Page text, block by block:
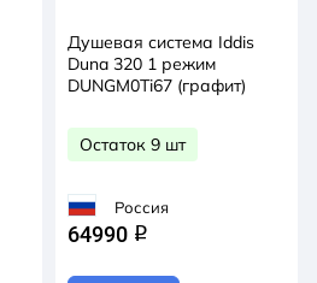
Душевая система Iddis
Duna 320 1 режим
DUNGM0Ti67 (графит)
Остаток 9 шт
Россия
64990 q